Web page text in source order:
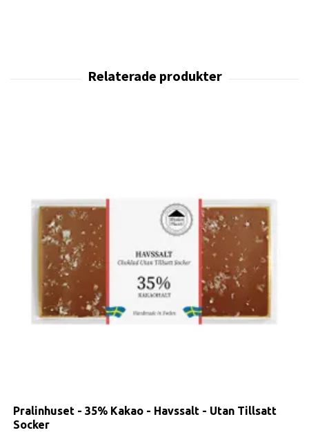
Pralinhuset - 35% Kakao - Havssalt - Utan Tillsatt
Socker